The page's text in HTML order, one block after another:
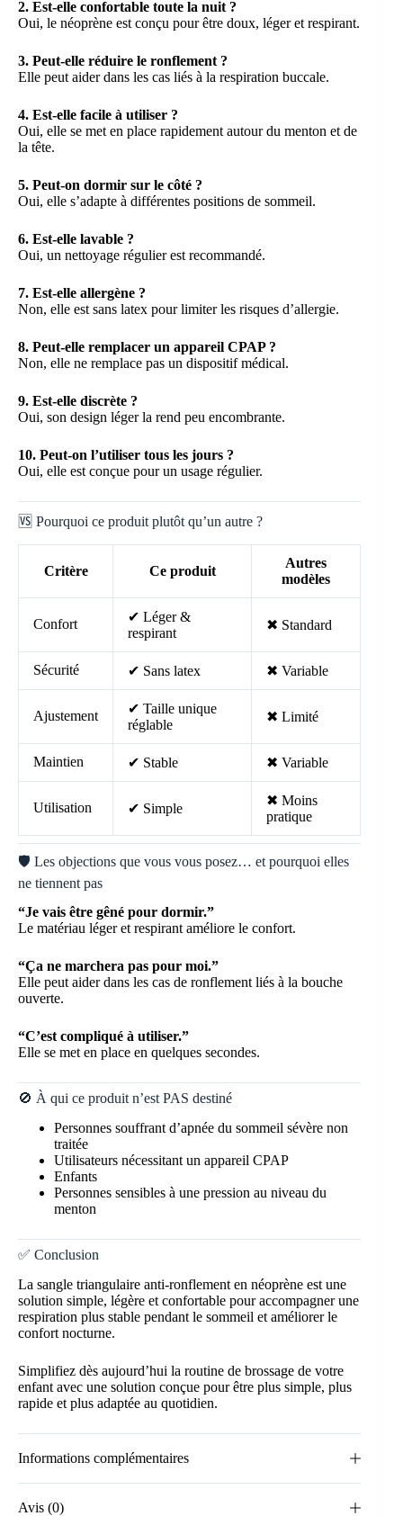
2. Est-elle confortable toute la nuit ?
Oui, le néoprène est conçu pour être doux, léger et respirant.
3. Peut-elle réduire le ronflement ?
Elle peut aider dans les cas liés à la respiration buccale.
4. Est-elle facile à utiliser ?
Oui, elle se met en place rapidement autour du menton et de
la tête.
5. Peut-on dormir sur le côté ?
Oui, elle s’adapte à différentes positions de sommeil.
6. Est-elle lavable ?
Oui, un nettoyage régulier est recommandé.
7. Est-elle allergène ?
Non, elle est sans latex pour limiter les risques d’allergie.
8. Peut-elle remplacer un appareil CPAP ?
Non, elle ne remplace pas un dispositif médical.
9. Est-elle discrète ?
Oui, son design léger la rend peu encombrante.
10. Peut-on l’utiliser tous les jours ?
Oui, elle est conçue pour un usage régulier.
🆚 Pourquoi ce produit plutôt qu’un autre ?
Critère Ce produit
Autres
modèles
Confort
✔ Léger &
respirant
✖ Standard
Sécurité ✔ Sans latex ✖ Variable
Ajustement
✔ Taille unique
réglable
✖ Limité
Maintien ✔ Stable ✖ Variable
Utilisation ✔ Simple
✖ Moins
pratique
🛡️ Les objections que vous vous posez… et pourquoi elles
ne tiennent pas
“Je vais être gêné pour dormir.”
Le matériau léger et respirant améliore le confort.
“Ça ne marchera pas pour moi.”
Elle peut aider dans les cas de ronflement liés à la bouche
ouverte.
“C’est compliqué à utiliser.”
Elle se met en place en quelques secondes.
🚫 À qui ce produit n’est PAS destiné
Personnes souffrant d’apnée du sommeil sévère non
traitée
Utilisateurs nécessitant un appareil CPAP
Enfants
Personnes sensibles à une pression au niveau du
menton
✅ Conclusion
La sangle triangulaire anti-ronflement en néoprène est une
solution simple, légère et confortable pour accompagner une
respiration plus stable pendant le sommeil et améliorer le
confort nocturne.
Simplifiez dès aujourd’hui la routine de brossage de votre
enfant avec une solution conçue pour être plus simple, plus
rapide et plus adaptée au quotidien.
Informations complémentaires
Avis (0)